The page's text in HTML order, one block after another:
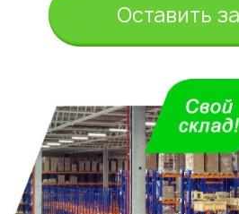
Оставить